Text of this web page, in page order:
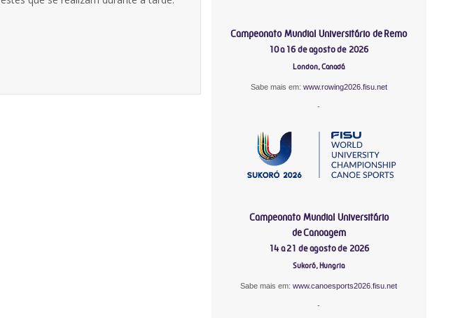
Campeonato Mundial Universitário de Remo
10 a 16 de agosto de 2026
London, Canadá
Sabe mais em: www.rowing2026.fisu.net
-
Campeonato Mundial Universitário
de Canoagem
14 a 21 de agosto de 2026
Sukoró, Hungria
Sabe mais em:www.canoesports2026.fisu.net
-